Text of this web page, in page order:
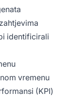
identificirali
vremenu
(KPI)